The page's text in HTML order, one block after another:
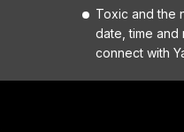
Toxic and the
date, time and
connect with